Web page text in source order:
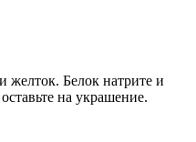
желток. Белок натрите и
на украшение.